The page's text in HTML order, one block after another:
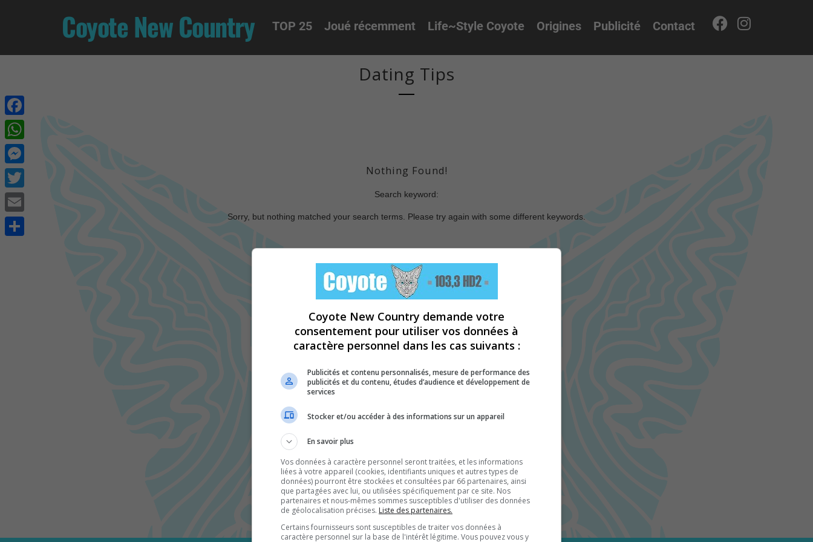
Coyote New Country TOP 25 Joué récemment Life~Style Coyote Origines Publicité Contact
Dating Tips
Nothing Found!
Search keyword:
Sorry, but nothing matched your search terms. Please try again with some different keywords.
Facebook
WhatsApp
Messenger
Twitter
Email
Coyote New Country demande votre
consentement pour utiliser vos données à
caractère personnel dans les cas suivants :
Publicités et contenu personnalisés, mesure de performance des
publicités et du contenu, études d’audience et développement de
services
Stocker et/ou accéder à des informations sur un appareil
En savoir plus
Vos données à caractère personnel seront traitées, et les informations
liées à votre appareil (cookies, identifiants uniques et autres types de
données) pourront être stockées et consultées par 66 partenaires, ainsi
que partagées avec lui, ou utilisées spécifiquement par ce site. Nos
partenaires et nous-mêmes sommes susceptibles d'utiliser des données
de géolocalisation précises. Liste des partenaires.
Certains fournisseurs sont susceptibles de traiter vos données à
caractère personnel sur la base de l'intérêt légitime. Vous pouvez vous y